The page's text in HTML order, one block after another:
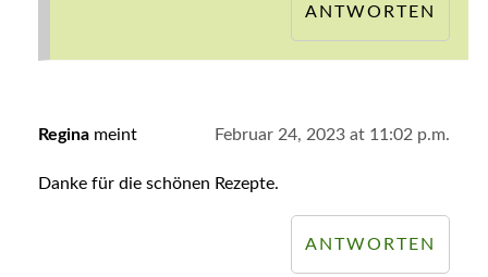
ANTWORTEN
Regina meint Februar 24, 2023 at 11:02 p.m.
Danke für die schönen Rezepte.
ANTWORTEN